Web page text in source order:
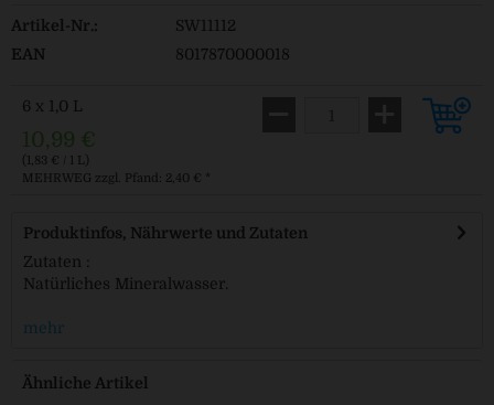
Artikel-Nr.:
SW11112
EAN
8017870000018
6 x 1,0 L
10,99 €
(1,83 € / 1 L)
MEHRWEG zzgl. Pfand: 2,40 € *
Produktinfos, Nährwerte und Zutaten
Zutaten :
Natürliches Mineralwasser.
mehr
Ähnliche Artikel